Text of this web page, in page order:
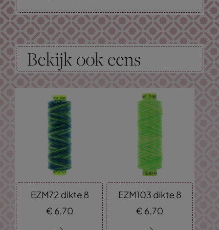
Bekijk ook eens
EZM72 dikte 8
€ 6,70
EZM103 dikte 8
€ 6,70